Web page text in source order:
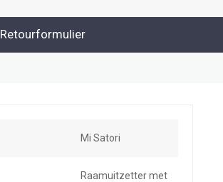
Retourformulier
Mi Satori
Raamuitzetter met